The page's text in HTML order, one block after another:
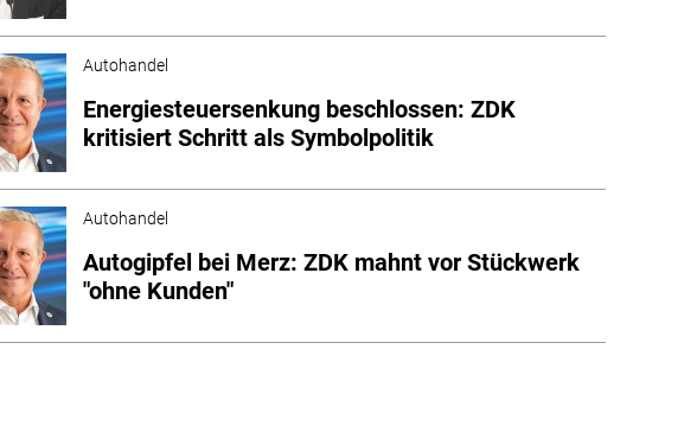
Autohandel
Energiesteuersenkung beschlossen: ZDK
kritisiert Schritt als Symbolpolitik
Autohandel
Autogipfel bei Merz: ZDK mahnt vor Stückwerk
"ohne Kunden"